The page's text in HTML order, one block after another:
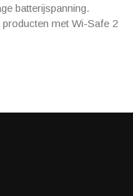
batterijspanning.
met Wi-Safe 2